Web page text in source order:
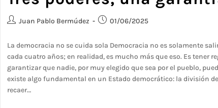
Juan Pablo Bermúdez 01/06/2025
La democracia no se cuida sola Democracia no es solamente
cada cuatro años; en realidad, es mucho más que eso. Es tener
garantizar que nadie, por muy elegido que sea por el pueblo,
existe algo fundamental en un Estado democrático: la división
recaer…